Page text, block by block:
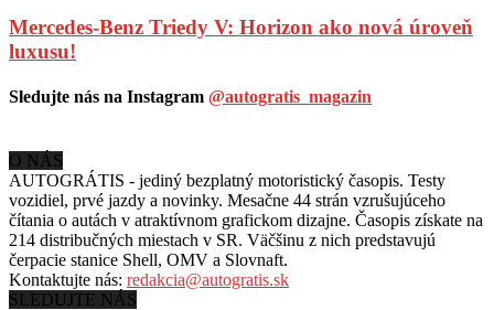
Mercedes-Benz Triedy V: Horizon ako nová úroveň
luxusu!
Sledujte nás na Instagram @autogratis_magazin
O NÁS
AUTOGRÁTIS - jediný bezplatný motoristický časopis. Testy
vozidiel, prvé jazdy a novinky. Mesačne 44 strán vzrušujúceho
čítania o autách v atraktívnom grafickom dizajne. Časopis získate na
214 distribučných miestach v SR. Väčšinu z nich predstavujú
čerpacie stanice Shell, OMV a Slovnaft.
Kontaktujte nás: redakcia@autogratis.sk
SLEDUJTE NÁS